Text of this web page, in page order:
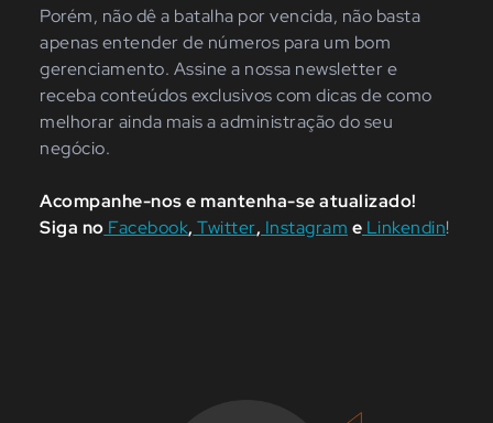
Porém, não dê a batalha por vencida, não basta
apenas entender de números para um bom
gerenciamento. Assine a nossa newsletter e
receba conteúdos exclusivos com dicas de como
melhorar ainda mais a administração do seu
negócio.
Acompanhe-nos e mantenha-se atualizado!
Siga no Facebook, Twitter, Instagram e Linkendin!